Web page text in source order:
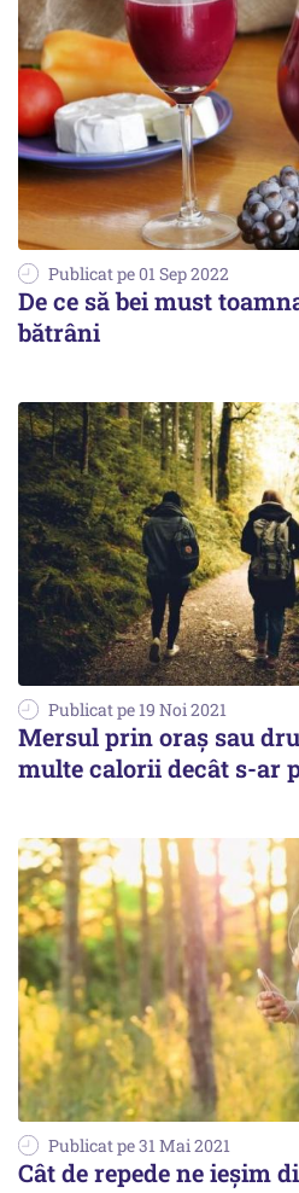
Publicat pe 01 Sep 2022
De ce să bei must
bătrâni
Publicat pe 19 Noi 2021
Mersul prin oraș sau
multe calorii decât s-ar
Publicat pe 31 Mai 2021
Cât de repede ne ieșim